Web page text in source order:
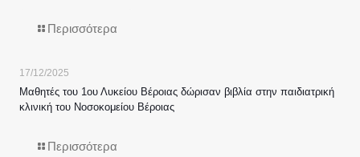
Περισσότερα
17/12/2025
Μαθητές του 1ου Λυκείου Βέροιας δώρισαν βιβλία στην παιδιατρική
κλινική του Νοσοκομείου Βέροιας
Περισσότερα